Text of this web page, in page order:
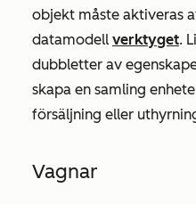
objekt måste aktiveras
datamodell verktyget.
dubbletter av
skapa en samling
försäljning eller
Vagnar